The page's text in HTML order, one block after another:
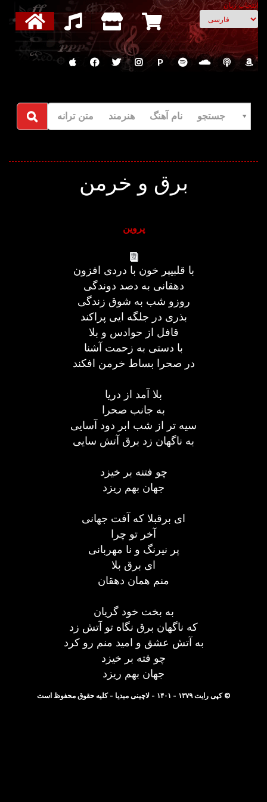
انتخاب زبان
P
جستجو نام آهنگ هنرمند متن ترانه
برق و خرمن
پروین
با قلبیپر خون با دردی افزون
دهقانی به دصد دوندگی
روزو شب به شوق زندگی
بذری در جلگه ایی پراکند
قافل از حوادس و بلا
با دستی به زحمت آشنا
در صحرا بساط خرمن افکند
بلا آمد از دریا
به جانب صحرا
سیه تر از شب ابر دود آسایی
به ناگهان زد برق آتش سایی
چو فتنه بر خیزد
جهان بهم ریزد
ای برقبلا که آفت جهانی
آخر تو چرا
پر نیرنگ و نا مهربانی
ای برق بلا
منم همان دهقان
به بخت خود گریان
که ناگهان برق نگاه تو آتش زد
به آتش عشق و امید منم رو کرد
چو فته بر خیزد
جهان بهم ریزد
© کپی رایت ۱۳۷۹ - ۱۴۰۱ - لاچینی میدیا - کلیه حقوق محفوظ است